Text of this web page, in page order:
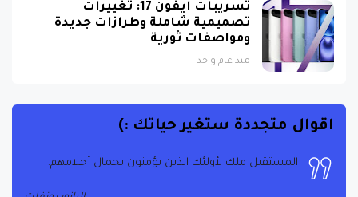
تسريبات آيفون 17: تغييرات
تصميمية شاملة وطرازات جديدة
ومواصفات ثورية
منذ عام واحد
اقوال متجددة ستغير حياتك :)
المستقبل ملك لأولئك الذين يؤمنون بجمال أحلامهم.